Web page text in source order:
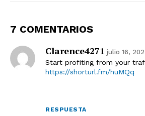
7 COMENTARIOS
Clarence4271 julio 16,
Start profiting from your
https://shorturl.fm/huMQq
RESPUESTA